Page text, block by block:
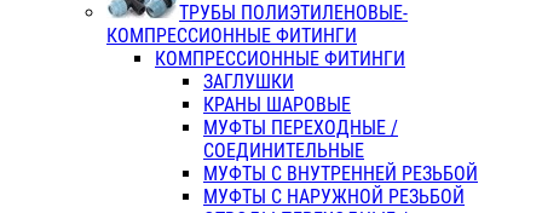
ТРУБЫ ПОЛИЭТИЛЕНОВЫЕ-
КОМПРЕССИОННЫЕ ФИТИНГИ
КОМПРЕССИОННЫЕ ФИТИНГИ
ЗАГЛУШКИ
КРАНЫ ШАРОВЫЕ
МУФТЫ ПЕРЕХОДНЫЕ /
СОЕДИНИТЕЛЬНЫЕ
МУФТЫ С ВНУТРЕННЕЙ РЕЗЬБОЙ
МУФТЫ С НАРУЖНОЙ РЕЗЬБОЙ